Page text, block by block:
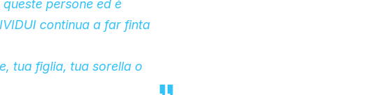
persone ed è
continua a far finta
tua figlia, tua sorella o